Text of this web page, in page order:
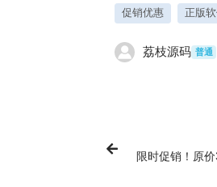
促销优惠 正版
荔枝源码 普通
限时促销！原